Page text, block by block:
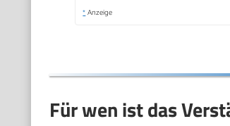
* Anzeige
Für wen ist das